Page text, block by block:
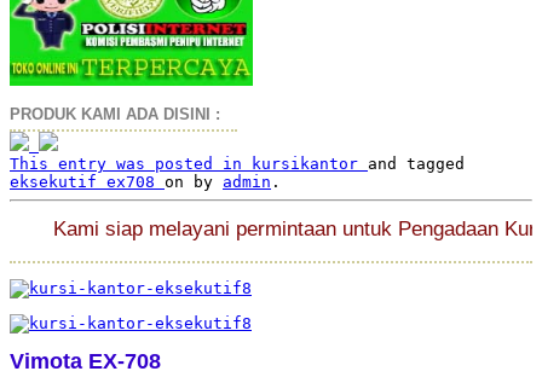
PRODUK KAMI ADA DISINI :
This entry was posted in kursikantor and tagged
eksekutif ex708 on by admin .
Kami siap melayani permintaan untuk Pengadaan
Vimota EX-708